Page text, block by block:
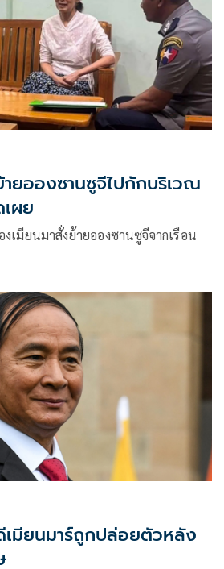
ยอองซานซูจีไปกักบริเวณ
ผย
เมียนมาสั่งย้ายอองซานซูจีจากเรือน
เมียนมาร์ถูกปล่อยตัวหลัง